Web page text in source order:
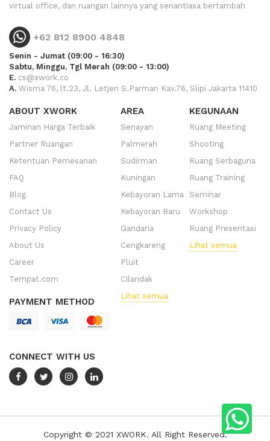
virtual office, dan ruangan lainnya yang senantiasa bertambah
+62 812 8900 4848
Senin - Jumat (09:00 - 16:30)
Sabtu, Minggu, Tgl Merah (09:00 - 13:00)
E. cs@xwork.co
A. Wisma 76, lt.23, Jl. Letjen S.Parman Kav.76, Slipi Jakarta 11410
ABOUT XWORK
Jaminan Harga Terbaik
Partner Ruangan
Ketentuan Pemesanan
FAQ
Blog
Contact Us
Privacy Policy
About Us
Career
Tempat.com
PAYMENT METHOD
CONNECT WITH US
AREA
Senayan
Palmerah
Sudirman
Kuningan
Kebayoran Lama
Kebayoran Baru
Gandaria
Cengkareng
Pluit
Cilandak
Lihat semua
KEGUNAAN
Ruang Meeting
Shooting
Ruang Serbaguna
Ruang Training
Seminar
Workshop
Ruang Presentasi
Lihat semua
Copyright © 2021 XWORK. All Right Reserved.